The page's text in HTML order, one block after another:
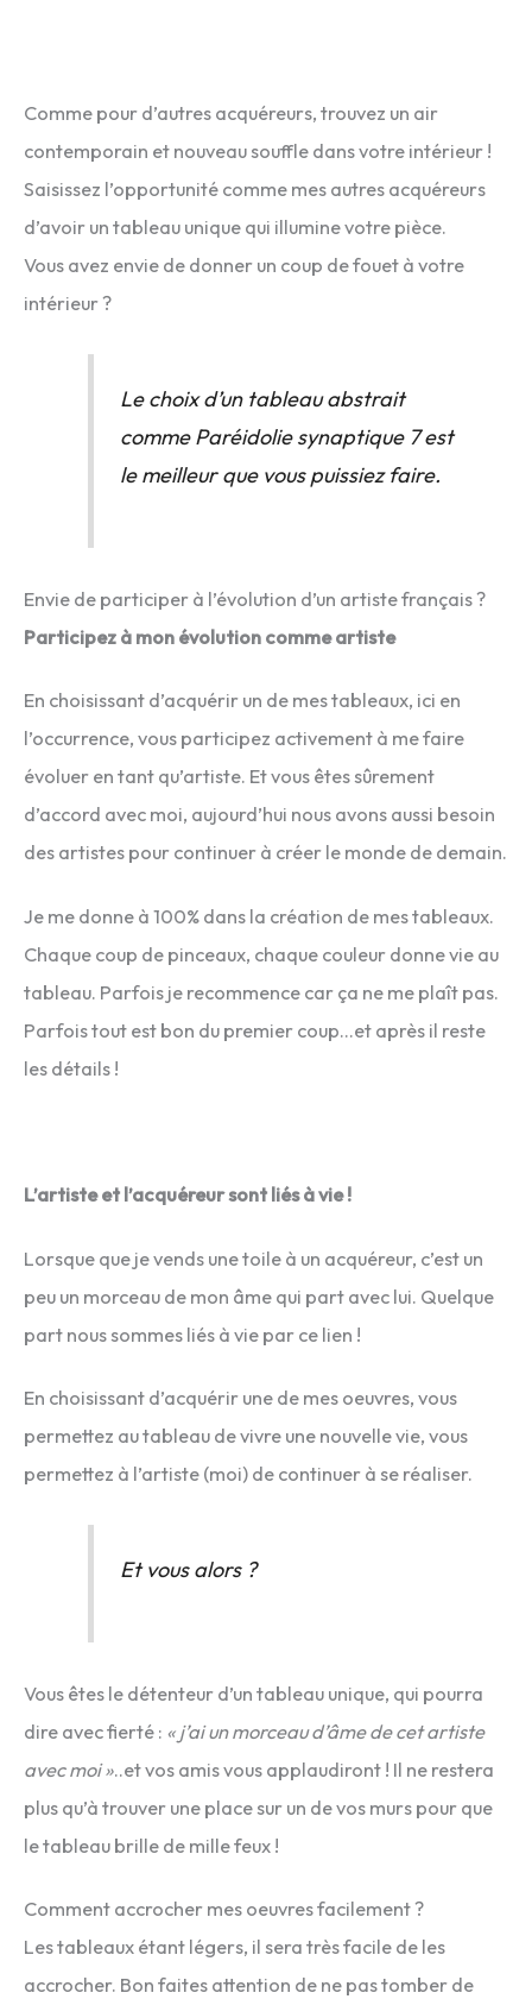
Comme pour d’autres acquéreurs, trouvez un air
contemporain et nouveau souffle dans votre intérieur !
Saisissez l’opportunité comme mes autres acquéreurs
d’avoir un tableau unique qui illumine votre pièce.
Vous avez envie de donner un coup de fouet à votre
intérieur ?
Le choix d’un tableau abstrait
comme Paréidolie synaptique 7 est
le meilleur que vous puissiez faire.
Envie de participer à l’évolution d’un artiste français ?
Participez à mon évolution comme artiste
En choisissant d’acquérir un de mes tableaux, ici en
l’occurrence, vous participez activement à me faire
évoluer en tant qu’artiste. Et vous êtes sûrement
d’accord avec moi, aujourd’hui nous avons aussi besoin
des artistes pour continuer à créer le monde de demain.
Je me donne à 100% dans la création de mes tableaux.
Chaque coup de pinceaux, chaque couleur donne vie au
tableau. Parfois je recommence car ça ne me plaît pas.
Parfois tout est bon du premier coup…et après il reste
les détails !
L’artiste et l’acquéreur sont liés à vie !
Lorsque que je vends une toile à un acquéreur, c’est un
peu un morceau de mon âme qui part avec lui. Quelque
part nous sommes liés à vie par ce lien !
En choisissant d’acquérir une de mes oeuvres, vous
permettez au tableau de vivre une nouvelle vie, vous
permettez à l’artiste (moi) de continuer à se réaliser.
Et vous alors ?
Vous êtes le détenteur d’un tableau unique, qui pourra
dire avec fierté : « j’ai un morceau d’âme de cet artiste
avec moi »..et vos amis vous applaudiront ! Il ne restera
plus qu’à trouver une place sur un de vos murs pour que
le tableau brille de mille feux !
Comment accrocher mes oeuvres facilement ?
Les tableaux étant légers, il sera très facile de les
accrocher. Bon faites attention de ne pas tomber de